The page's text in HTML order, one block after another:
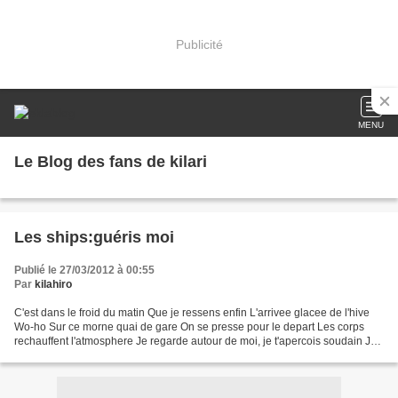
Publicité
MENU
Le Blog des fans de kilari
Les ships:guéris moi
Publié le 27/03/2012 à 00:55
Par kilahiro
C'est dans le froid du matin Que je ressens enfin L'arrivee glacee de l'hive
Wo-ho Sur ce morne quai de gare On se presse pour le depart Les corps
rechauffent l'atmosphere Je regarde autour de moi, je t'apercois soudain Je